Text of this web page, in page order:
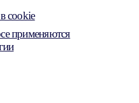
cookie
применяются